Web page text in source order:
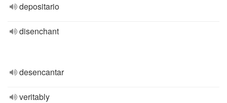
depositario
disenchant
desencantar
veritably